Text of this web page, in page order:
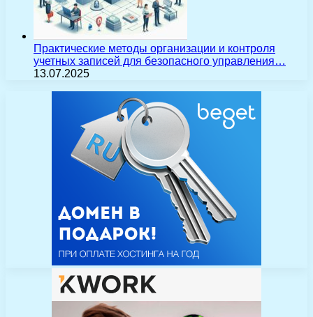
Практические методы организации и контроля
учетных записей для безопасного управления…
13.07.2025